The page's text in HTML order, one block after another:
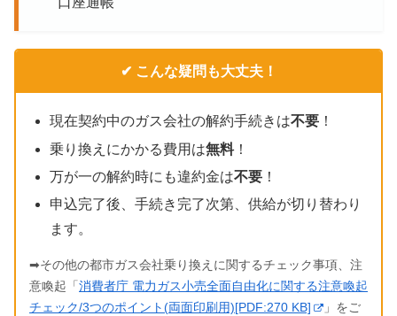
✔ こんな疑問も大丈夫！
現在契約中のガス会社の解約手続きは不要 ！
乗り換えにかかる費用は無料！
万が一の解約時にも違約金は不要 ！
申込完了後、手続き完了次第、供給が切り替わり
ます。
➡その他の都市ガス会社乗り換えに関するチェック事項、注
意喚起「 消費者庁 電力ガス小売全面自由化に関する注意喚起
チェック/3つのポイント(両面印刷用)[PDF:270 KB]
」をご